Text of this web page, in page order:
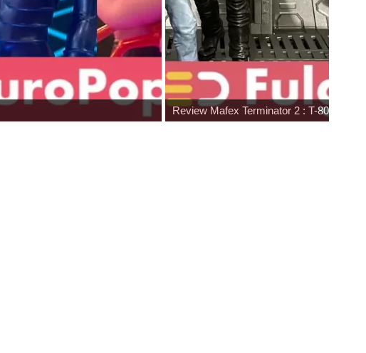
Review Mafex Terminator 2 : T-800 &